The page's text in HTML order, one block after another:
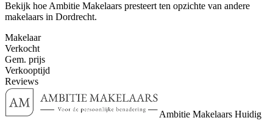
Bekijk hoe Ambitie Makelaars presteert ten opzichte van andere
makelaars in Dordrecht.
Makelaar
Verkocht
Gem. prijs
Verkooptijd
Reviews
Ambitie MakelaarsHuidig